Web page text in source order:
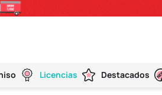
Licencias Destacados